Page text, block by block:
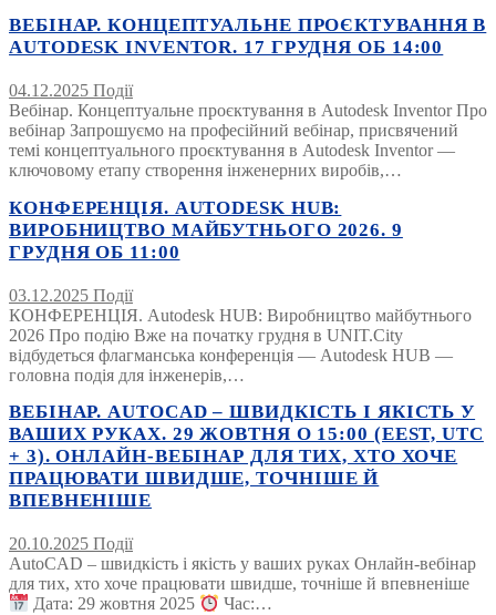
ВЕБІНАР. КОНЦЕПТУАЛЬНЕ ПРОЄКТУВАННЯ В
AUTODESK INVENTOR. 17 ГРУДНЯ ОБ 14:00
04.12.2025 Події
Вебінар. Концептуальне проєктування в Autodesk Inventor Про
вебінар Запрошуємо на професійний вебінар, присвячений
темі концептуального проєктування в Autodesk Inventor —
ключовому етапу створення інженерних виробів,…
КОНФЕРЕНЦІЯ. AUTODESK HUB:
ВИРОБНИЦТВО МАЙБУТНЬОГО 2026. 9
ГРУДНЯ ОБ 11:00
03.12.2025 Події
КОНФЕРЕНЦІЯ. Autodesk HUB: Виробництво майбутнього
2026 Про подію Вже на початку грудня в UNIT.City
відбудеться флагманська конференція — Autodesk HUB —
головна подія для інженерів,…
ВЕБІНАР. AUTOCAD – ШВИДКІСТЬ І ЯКІСТЬ У
ВАШИХ РУКАХ. 29 ЖОВТНЯ О 15:00 (EEST, UTC
+ 3). ОНЛАЙН-ВЕБІНАР ДЛЯ ТИХ, ХТО ХОЧЕ
ПРАЦЮВАТИ ШВИДШЕ, ТОЧНІШЕ Й
ВПЕВНЕНІШЕ
20.10.2025 Події
AutoCAD – швидкість і якість у ваших руках Онлайн-вебінар
для тих, хто хоче працювати швидше, точніше й впевненіше
Дата: 29 жовтня 2025
Час:…